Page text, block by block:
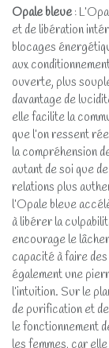
Opale bleue :
et de libération
blocages
aux
ouverte, plus
davantage de
elle facilite la
que l’on ressent
la compréhension
autant de soi que
relations plus
l’Opale bleue
à libérer la
encourage le
capacité à faire
également une
l’intuition. Sur le
de purification et
le fonctionnement
les femmes, car